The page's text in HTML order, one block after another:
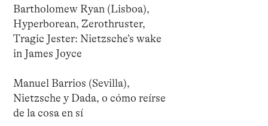
Bartholomew Ryan (Lisboa),
Hyperborean, Zerothruster,
Tragic Jester: Nietzsche’s wake
in James Joyce
Manuel Barrios (Sevilla),
Nietzsche y Dada, o cómo reírse
de la cosa en sí